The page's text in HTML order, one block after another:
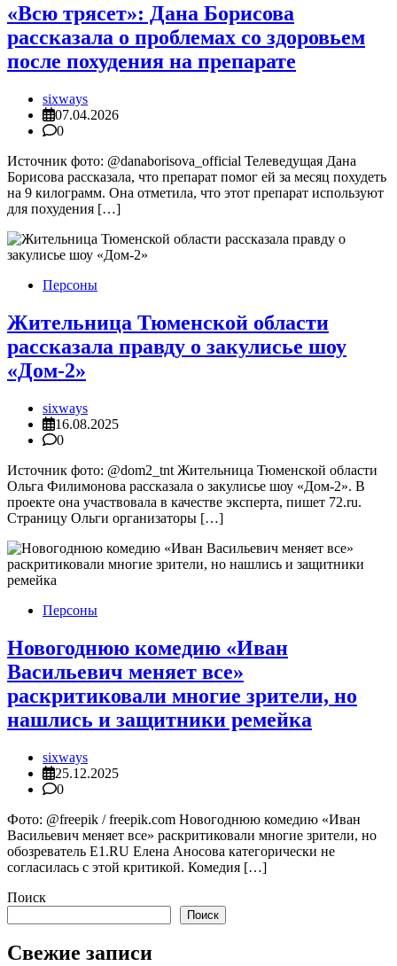
«Всю трясет»: Дана Борисова
рассказала о проблемах со здоровьем
после похудения на препарате
sixways
07.04.2026
0
Источник фото: @danaborisova_official Телеведущая Дана
Борисова рассказала, что препарат помог ей за месяц похудеть
на 9 килограмм. Она отметила, что этот препарат используют
для похудения […]
Персоны
Жительница Тюменской области
рассказала правду о закулисье шоу
«Дом-2»
sixways
16.08.2025
0
Источник фото: @dom2_tnt Жительница Тюменской области
Ольга Филимонова рассказала о закулисье шоу «Дом-2». В
проекте она участвовала в качестве эксперта, пишет 72.ru.
Страницу Ольги организаторы […]
Персоны
Новогоднюю комедию «Иван
Васильевич меняет все»
раскритиковали многие зрители, но
нашлись и защитники ремейка
sixways
25.12.2025
0
Фото: @freepik / freepik.com Новогоднюю комедию «Иван
Васильевич меняет все» раскритиковали многие зрители, но
обозреватель E1.RU Елена Аносова категорически не
согласилась с этой критикой. Комедия […]
Поиск
Поиск
Свежие записи